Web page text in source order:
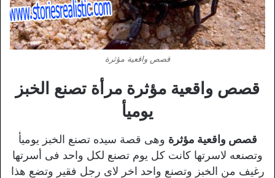
قصص واقعية مؤثرة
قصص واقعية مؤثرة مرأة تصنع الخبز
يوميأ
قصص واقعية مؤثرة وهى قصة سيده تصنع الخبز يوميأ
وتصنعه لاسرتها كانت كل يوم تصنع لكل واحد فى أسرتها
رغيف من الخبز وتصنع واحد اخر لاى رجل فقير وتضع هذا